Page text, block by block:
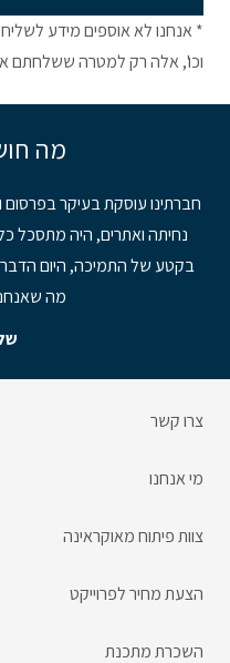
* אנחנו לא אוספים מידע
וכו', אלה רק למטרה ששלחתם
מה
חברתינו עוסקת בעיקר בפרסום
נחיתה ואתרים, היה מתסכל
בקטע של התמיכה, היום
מה
צרו קשר
מי אנחנו
צוות פיתוח מאוקראינה
הצעת מחיר לפרוייקט
השכרת מתכנת